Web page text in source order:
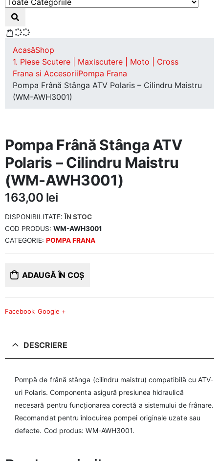
AcasăShop
1. Piese Scutere | Maxiscutere | Moto | Cross
Frana si AccesoriiPompa Frana
Pompa Frână Stânga ATV Polaris – Cilindru Maistru
(WM-AWH3001)
Pompa Frână Stânga ATV
Polaris – Cilindru Maistru
(WM-AWH3001)
163,00 lei
DISPONIBILITATE: ÎN STOC
COD PRODUS: WM-AWH3001
CATEGORIE: POMPA FRANA
ADAUGĂ ÎN COȘ
Facebook Google +
DESCRIERE
Pompă de frână stânga (cilindru maistru) compatibilă cu ATV-
uri Polaris. Componenta asigură presiunea hidraulică
necesară pentru funcționarea corectă a sistemului de frânare.
Recomandat pentru înlocuirea pompei originale uzate sau
defecte. Cod produs: WM-AWH3001.